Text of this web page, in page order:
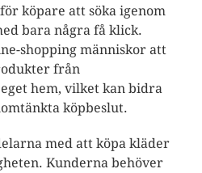
köpare att söka igenom
bara några få klick.
shopping människor att
från
hem, vilket kan bidra
köpbeslut.
med att köpa kläder
Kunderna behöver